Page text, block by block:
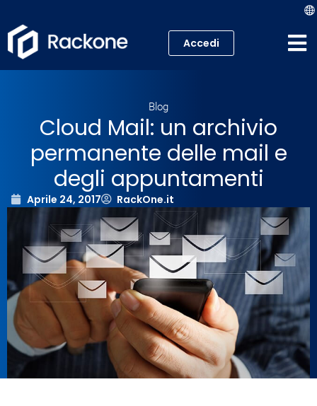
Cloud
Server
Proxmox VE
Mail
Academy
Sicurezza
Accedi
Blog
Cloud Mail: un archivio
permanente delle mail e
degli appuntamenti
Aprile 24, 2017 RackOne.it